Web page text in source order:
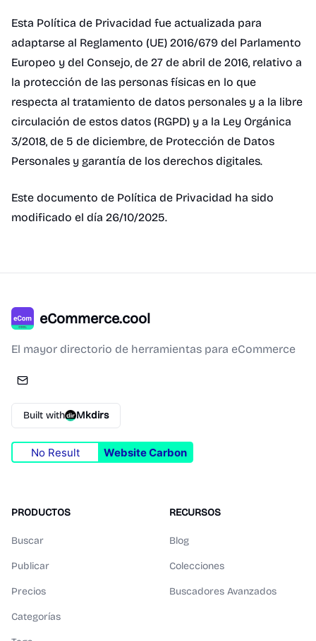
Esta Política de Privacidad fue actualizada para
adaptarse al Reglamento (UE) 2016/679 del Parlamento
Europeo y del Consejo, de 27 de abril de 2016, relativo a
la protección de las personas físicas en lo que
respecta al tratamiento de datos personales y a la libre
circulación de estos datos (RGPD) y a la Ley Orgánica
3/2018, de 5 de diciembre, de Protección de Datos
Personales y garantía de los derechos digitales.
Este documento de Política de Privacidad ha sido
modificado el día 26/10/2025.
eCommerce.cool
El mayor directorio de herramientas para eCommerce
Built with Mkdirs
No Result Website Carbon
PRODUCTOS
Buscar
Publicar
Precios
Categorías
RECURSOS
Blog
Colecciones
Buscadores Avanzados